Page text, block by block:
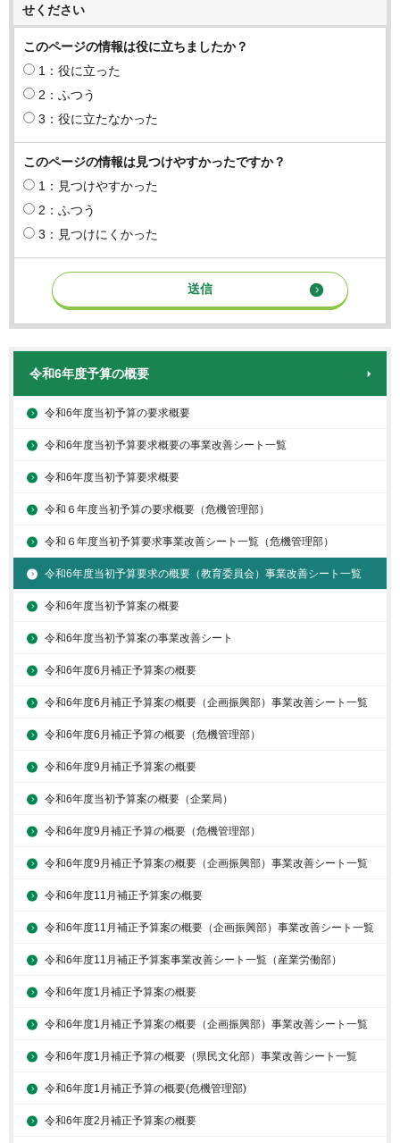
せください
このページの情報は役に立ちましたか？
1：役に立った
2：ふつう
3：役に立たなかった
このページの情報は見つけやすかったですか？
1：見つけやすかった
2：ふつう
3：見つけにくかった
令和6年度予算の概要
令和6年度当初予算の要求概要
令和6年度当初予算要求概要の事業改善シート一覧
令和6年度当初予算要求概要
令和６年度当初予算の要求概要（危機管理部）
令和６年度当初予算要求事業改善シート一覧（危機管理部）
令和6年度当初予算要求の概要（教育委員会）事業改善シート一覧
令和6年度当初予算案の概要
令和6年度当初予算案の事業改善シート
令和6年度6月補正予算案の概要
令和6年度6月補正予算案の概要（企画振興部）事業改善シート一覧
令和6年度6月補正予算の概要（危機管理部）
令和6年度9月補正予算案の概要
令和6年度当初予算案の概要（企業局）
令和6年度9月補正予算の概要（危機管理部）
令和6年度9月補正予算案の概要（企画振興部）事業改善シート一覧
令和6年度11月補正予算案の概要
令和6年度11月補正予算案の概要（企画振興部）事業改善シート一覧
令和6年度11月補正予算案事業改善シート一覧（産業労働部）
令和6年度1月補正予算案の概要
令和6年度1月補正予算案の概要（企画振興部）事業改善シート一覧
令和6年度1月補正予算の概要（県民文化部）事業改善シート一覧
令和6年度1月補正予算の概要(危機管理部)
令和6年度2月補正予算案の概要